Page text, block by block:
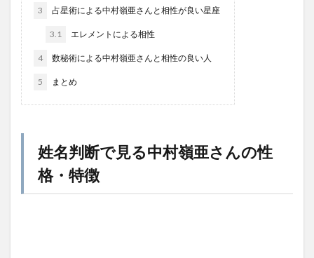
3 占星術による中村嶺亜さんと相性が良い星座
3.1 エレメントによる相性
4 数秘術による中村嶺亜さんと相性の良い人
5 まとめ
姓名判断で見る中村嶺亜さんの性
格・特徴